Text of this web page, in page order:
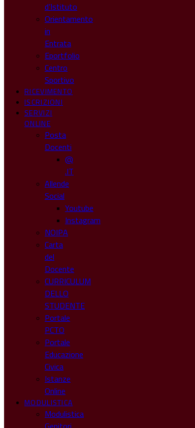
d’Istituto
Orientamento
in
Entrata
Eportfolio
Centro
Sportivo
RICEVIMENTO
ISCRIZIONI
SERVIZI
ONLINE
Posta
Docenti
@
.IT
Allende
Social
Youtube
Instagram
NOIPA
Carta
del
Docente
CURRICULUM
DELLO
STUDENTE
Portale
PCTO
Portale
Educazione
Civica
Istanze
Online
MODULISTICA
Modulistica